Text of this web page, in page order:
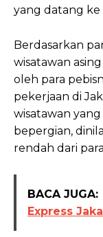
yang datang ke
Berdasarkan
wisatawan
oleh para
pekerjaan di
wisatawan
bepergian,
rendah dari
BACA JUGA:
Express